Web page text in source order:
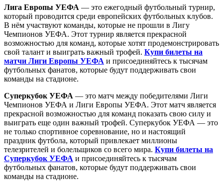
Лига Европы УЕФА — это ежегодный футбольный турнир,
который проводится среди европейских футбольных клубов.
В нём участвуют команды, которые не прошли в Лигу
Чемпионов УЕФА. Этот турнир является прекрасной
возможностью для команд, которые хотят продемонстрировать
свой талант и выиграть важный трофей. Купи билеты на
матчи Лиги Европы УЕФА и присоединяйтесь к тысячам
футбольных фанатов, которые будут поддерживать свои
команды на стадионе.
Суперкубок УЕФА — это матч между победителями Лиги
Чемпионов УЕФА и Лиги Европы УЕФА. Этот матч является
прекрасной возможностью для команд показать свою силу и
выиграть еще один важный трофей. Суперкубок УЕФА — это
не только спортивное соревнование, но и настоящий
праздник футбола, который привлекает миллионы
телезрителей и болельщиков со всего мира. Купи билеты на
Суперкубок УЕФА и присоединяйтесь к тысячам
футбольных фанатов, которые будут поддерживать свои
команды на стадионе.